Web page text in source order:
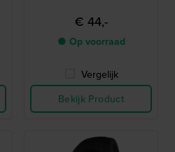
€ 44,-
● Op voorraad
Vergelijk
Bekijk Product